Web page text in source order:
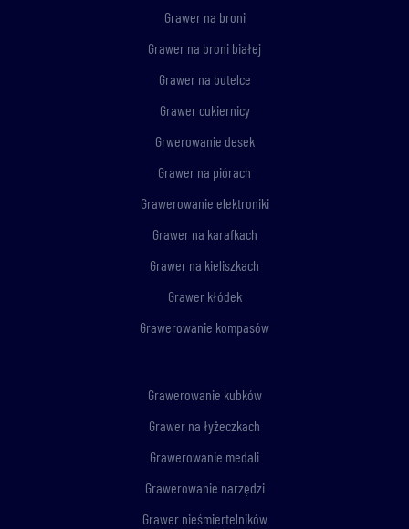
Grawer na broni
Grawer na broni białej
Grawer na butelce
Grawer cukiernicy
Grwerowanie desek
Grawer na piórach
Grawerowanie elektroniki
Grawer na karafkach
Grawer na kieliszkach
Grawer kłódek
Grawerowanie kompasów
Grawerowanie kubków
Grawer na łyżeczkach
Grawerowanie medali
Grawerowanie narzędzi
Grawer nieśmiertelników